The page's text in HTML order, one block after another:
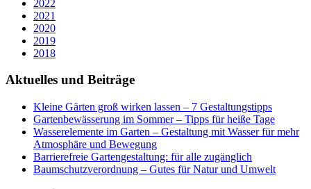
2022
2021
2020
2019
2018
Aktuelles und Beiträge
Kleine Gärten groß wirken lassen – 7 Gestaltungstipps
Gartenbewässerung im Sommer – Tipps für heiße Tage
Wasserelemente im Garten – Gestaltung mit Wasser für mehr
Atmosphäre und Bewegung
Barrierefreie Gartengestaltung: für alle zugänglich
Baumschutzverordnung – Gutes für Natur und Umwelt